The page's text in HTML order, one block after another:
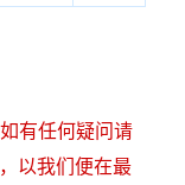
有任何疑问请
，以我们便在最